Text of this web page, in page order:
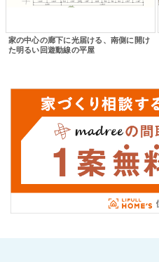
家の中心の廊下に光届ける、南側に開け
た明るい回遊動線の平屋